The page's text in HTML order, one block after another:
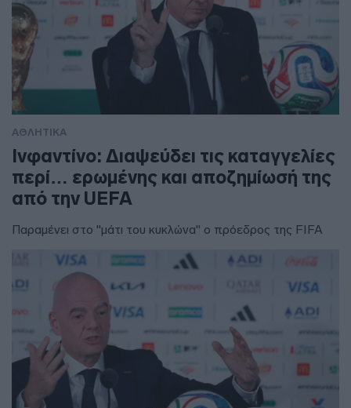
ΑΘΛΗΤΙΚΑ
Ινφαντίνο: Διαψεύδει τις καταγγελίες
περί… ερωμένης και αποζημίωσή της
από την UEFA
Παραμένει στο "μάτι του κυκλώνα" ο πρόεδρος της FIFA